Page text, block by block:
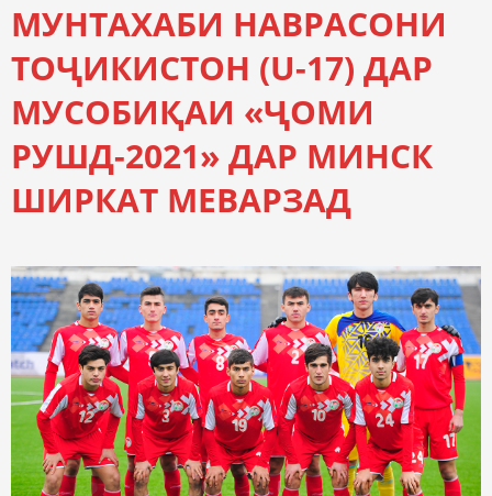
МУНТАХАБИ НАВРАСОНИ
ТОҶИКИСТОН (U-17) ДАР
МУСОБИҚАИ «ҶОМИ
РУШД-2021» ДАР МИНСК
ШИРКАТ МЕВАРЗАД